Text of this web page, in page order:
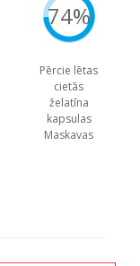
74%
Pērcie lētas
cietās
želatīna
kapsulas
Maskavas